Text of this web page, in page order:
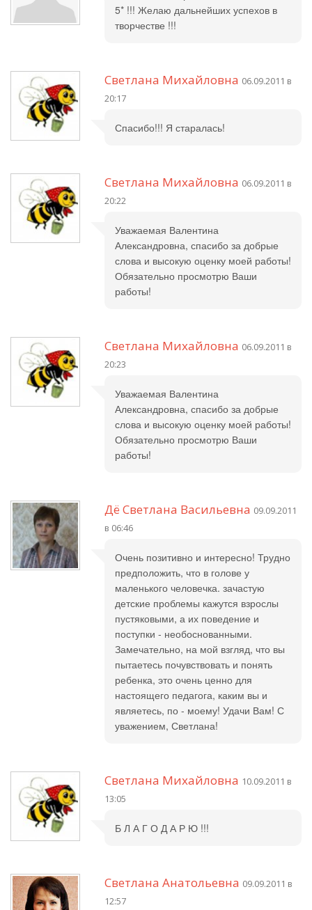
5* !!! Желаю дальнейших успехов в
творчестве !!!
Светлана Михайловна 06.09.2011 в
20:17
Спасибо!!! Я старалась!
Светлана Михайловна 06.09.2011 в
20:22
Уважаемая Валентина
Александровна, спасибо за добрые
слова и высокую оценку моей работы!
Обязательно просмотрю Ваши
работы!
Светлана Михайловна 06.09.2011 в
20:23
Уважаемая Валентина
Александровна, спасибо за добрые
слова и высокую оценку моей работы!
Обязательно просмотрю Ваши
работы!
Дё Светлана Васильевна 09.09.2011
в 06:46
Очень позитивно и интересно! Трудно
предположить, что в голове у
маленького человечка. зачастую
детские проблемы кажутся взрослы
пустяковыми, а их поведение и
поступки - необоснованными.
Замечательно, на мой взгляд, что вы
пытаетесь почувствовать и понять
ребенка, это очень ценно для
настоящего педагога, каким вы и
являетесь, по - моему! Удачи Вам! С
уважением, Светлана!
Светлана Михайловна 10.09.2011 в
13:05
Б Л А Г О Д А Р Ю !!!
Светлана Анатольевна 09.09.2011 в
12:57